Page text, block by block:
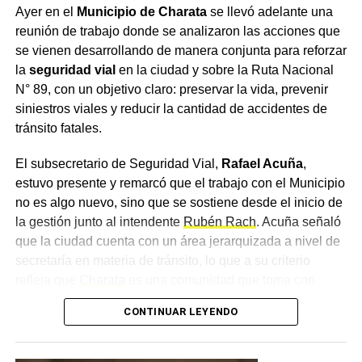
áreas
Del encuentro participaron, además, el intendente de
Charata,Rubén Rach; elsubsecretario de Seguridad
Vial, Rafael Acuña; la jueza de Faltas Municipal, Gimena
Vázquez; el director de Zona Interior Charata, Antonio
Rudaz; el secretario de Tránsito, Carlos Aoad; el jefe del
Caminera, Mario Sosa, y el presidente del Concejo
Municipal, Alejandro Barcala.
Másnoticias de CharataenCharataChaco.Net.
Ayer en el Municipio de Charatase llevó adelante una
reunión de trabajo donde se analizaron las acciones que
se vienen desarrollando de manera conjunta para reforzar
la seguridad vial en la ciudad y sobre la Ruta Nacional
N° 89, con un objetivo claro: preservar la vida, prevenir
siniestros viales y reducir la cantidad de accidentes de
tránsito fatales.
El subsecretario de Seguridad Vial, Rafael Acuña,
estuvo presente y remarcó que el trabajo con el Municipio
no es algo nuevo, sino que se sostiene desde el inicio de
la gestión junto al intendente Rubén Rach. Acuña señaló
que la ciudad cuenta con un área jerarquizada a nivel de
secretaría en materia de tránsito, lo que a su criterio
importancia la movilidad, un concepto que consideró más
amplio que el de la seguridad vial, ya que atraviesa el día
CONTINUAR LEYENDO